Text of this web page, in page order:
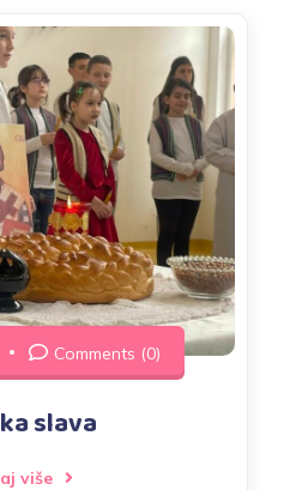
Comments (0)
slava
više